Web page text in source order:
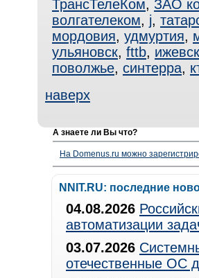
ТрансТелеКом, ЗАО
волгателеком, j,
мордовия, удмуртия,
ульяновск, fttb, ижевск
поволжье, синтерра,
наверх
А знаете ли Вы что?
На Domenus.ru можно
NNIT.RU: последние
04.08.2026
автоматизации
03.07.2026
отечественные ОС